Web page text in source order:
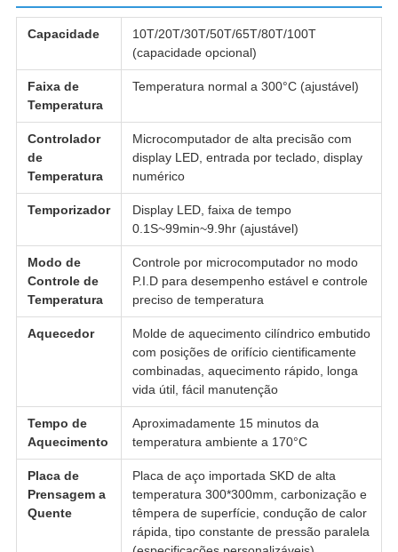
Capacidade
10T/20T/30T/50T/65T/80T/100T
(capacidade opcional)
Faixa de
Temperatura
Temperatura normal a 300°C (ajustável)
Controlador
de
Temperatura
Microcomputador de alta precisão com
display LED, entrada por teclado, display
numérico
Temporizador
Display LED, faixa de tempo
0.1S~99min~9.9hr (ajustável)
Modo de
Controle de
Temperatura
Controle por microcomputador no modo
P.I.D para desempenho estável e controle
preciso de temperatura
Aquecedor
Molde de aquecimento cilíndrico embutido
com posições de orifício cientificamente
combinadas, aquecimento rápido, longa
vida útil, fácil manutenção
Tempo de
Aquecimento
Aproximadamente 15 minutos da
temperatura ambiente a 170°C
Placa de
Prensagem a
Quente
Placa de aço importada SKD de alta
temperatura 300*300mm, carbonização e
têmpera de superfície, condução de calor
rápida, tipo constante de pressão paralela